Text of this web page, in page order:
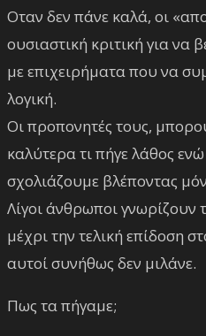
Οταν δεν πάνε καλά, οι
ουσιαστική κριτική για να
με επιχειρήματα που να
λογική.
Οι προπονητές τους,
καλύτερα τι πήγε λάθος ενώ
σχολιάζουμε βλέποντας
Λίγοι άνθρωποι γνωρίζουν
μέχρι την τελική επίδοση
αυτοί συνήθως δεν μιλάνε.
Πως τα πήγαμε;